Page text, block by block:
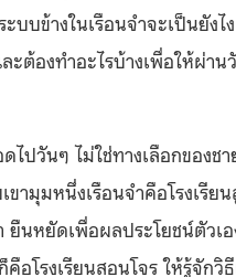
ะบบข้างในเรือนจำจะเป็นยังไ
ะต้องทำอะไรบ้างเพื่อให้ผ่า
ไปวันๆ ไม่ใช่ทางเลือกของช
ขามุมหนึ่งเรือนจำคือโรงเรีย
ยืนหยัดเพื่อผลประโยชน์ตัวเ
อโรงเรียนสอนโจร ให้รู้จักวิ